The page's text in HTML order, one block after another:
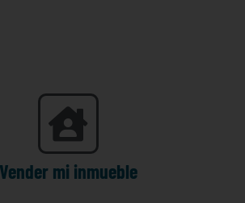
Vender mi inmueble